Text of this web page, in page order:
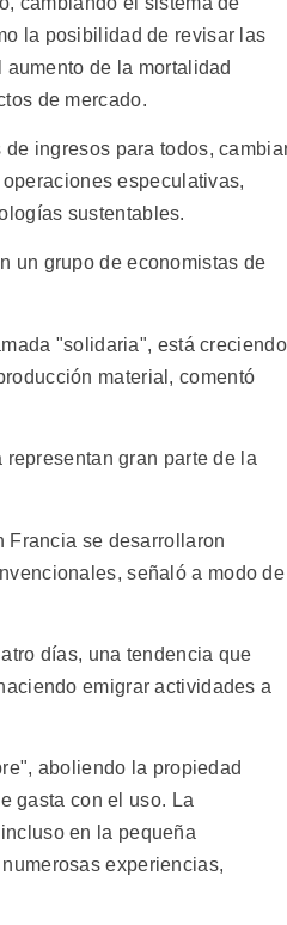
la posibilidad de revisar las
de la mortalidad
de mercado.
ingresos para todos,
especulativas,
sustentables.
un grupo de economistas de
"solidaria", está creciendo
material, comentó
gran parte de la
Francia se desarrollaron
señaló a modo de
días, una tendencia que
emigrar actividades a
aboliendo la propiedad
gasta con el uso. La
en la pequeña
experiencias,